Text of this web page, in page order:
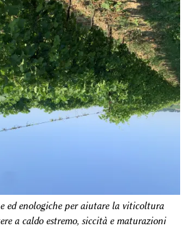
ed enologiche per aiutare la viticoltura
a caldo estremo, siccità e maturazioni